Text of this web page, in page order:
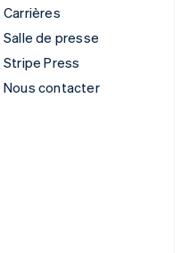
Carrières
Salle de presse
Stripe Press
Nous contacter